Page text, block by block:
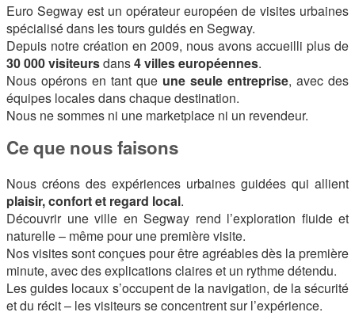
Français
Euro Segway est un opérateur européen de visites urbaines
spécialisé dans les tours guidés en Segway.
Depuis notre création en 2009, nous avons accueilli plus de
30 000 visiteursdans4 villes européennes.
Nous opérons en tant que une seule entreprise, avec des
équipes locales dans chaque destination.
Nous ne sommes ni une marketplace ni un revendeur.
Ce que nous faisons
Nous créons des expériences urbaines guidées qui allient
plaisir, confort et regard local.
Découvrir une ville en Segway rend l’exploration fluide et
naturelle – même pour une première visite.
Nos visites sont conçues pour être agréables dès la première
minute, avec des explications claires et un rythme détendu.
Les guides locaux s’occupent de la navigation, de la sécurité
et du récit – les visiteurs se concentrent sur l’expérience.